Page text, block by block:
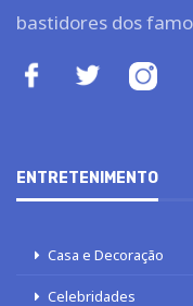
bastidores dos
ENTRETENIMENTO
Casa e Decoração
Celebridades